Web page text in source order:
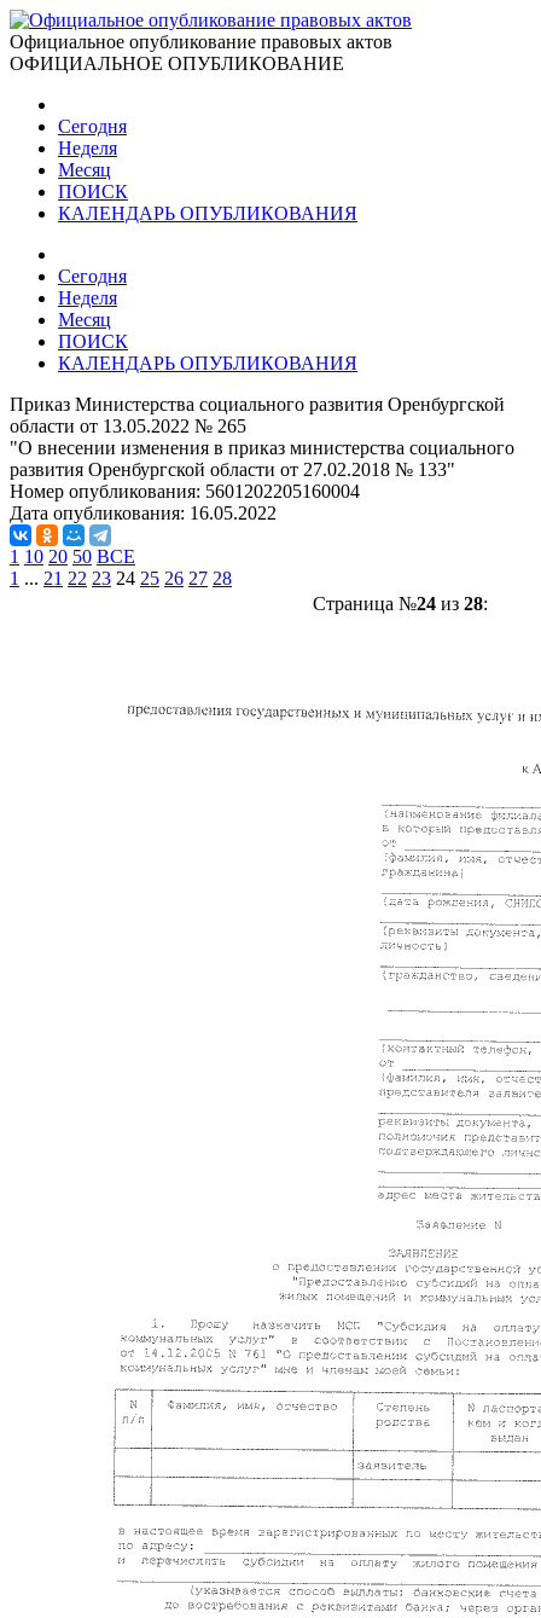
Официальное опубликование правовых актов
ОФИЦИАЛЬНОЕ ОПУБЛИКОВАНИЕ
Сегодня
Неделя
Месяц
ПОИСК
КАЛЕНДАРЬ ОПУБЛИКОВАНИЯ
Сегодня
Неделя
Месяц
ПОИСК
КАЛЕНДАРЬ ОПУБЛИКОВАНИЯ
Приказ Министерства социального развития Оренбургской
области от 13.05.2022 № 265
"О внесении изменения в приказ министерства социального
развития Оренбургской области от 27.02.2018 № 133"
Номер опубликования: 5601202205160004
Дата опубликования: 16.05.2022
1 10 20 50 ВСЕ
1 ... 21 22 23 24 25 26 27 28
Страница №24из 28: